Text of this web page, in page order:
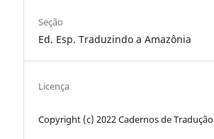
Seção
Ed. Esp. Traduzindo a Amazônia
Licença
Copyright (c) 2022 Cadernos de Tradução